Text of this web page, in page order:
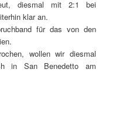
diesmal mit 2:1 bei
klar an.
für das von den
wollen wir diesmal
in San Benedetto am